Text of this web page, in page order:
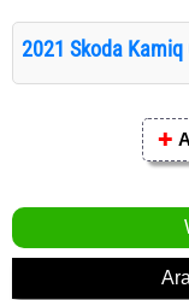
2021 Skoda Kamiq
✚